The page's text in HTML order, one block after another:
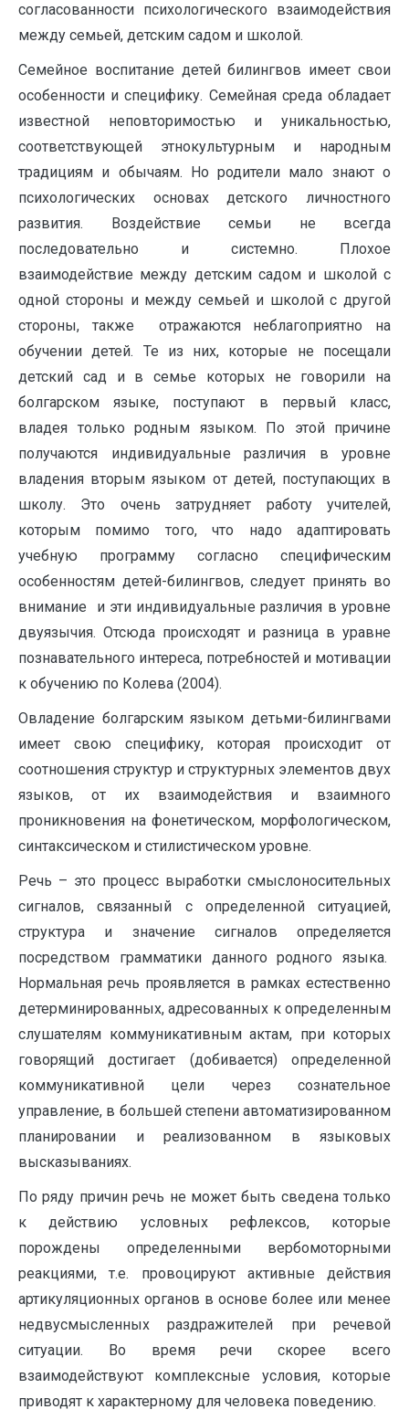
согласованности психологического взаимодействия
между семьей, детским садом и школой.
Семейное воспитание детей билингвов имеет свои
особенности и специфику. Семейная среда обладает
известной неповторимостью и уникальностью,
соответствующей этнокультурным и народным
традициям и обычаям. Но родители мало знают о
психологических основах детского личностного
развития. Воздействие семьи не всегда
последовательно и системно. Плохое
взаимодействие между детским садом и школой с
одной стороны и между семьей и школой с другой
стороны, также отражаются неблагоприятно на
обучении детей. Те из них, которые не посещали
детский сад и в семье которых не говорили на
болгарском языке, поступают в первый класс,
владея только родным языком. По этой причине
получаются индивидуальные различия в уровне
владения вторым языком от детей, поступающих в
школу. Это очень затрудняет работу учителей,
которым помимо того, что надо адаптировать
учебную программу согласно специфическим
особенностям детей-билингвов, следует принять во
внимание и эти индивидуальные различия в уровне
двуязычия. Отсюда происходят и разница в уравне
познавательного интереса, потребностей и мотивации
к обучению по Колева (2004).
Овладение болгарским языком детьми-билингвами
имеет свою специфику, которая происходит от
соотношения структур и структурных элементов двух
языков, от их взаимодействия и взаимного
проникновения на фонетическом, морфологическом,
синтаксическом и стилистическом уровне.
Речь – это процесс выработки смыслоносительных
сигналов, связанный с определенной ситуацией,
структура и значение сигналов определяется
посредством грамматики данного родного языка.
Нормальная речь проявляется в рамках естественно
детерминированных, адресованных к определенным
слушателям коммуникативным актам, при которых
говорящий достигает (добивается) определенной
коммуникативной цели через сознательное
управление, в большей степени автоматизированном
планировании и реализованном в языковых
высказываниях.
По ряду причин речь не может быть сведена только
к действию условных рефлексов, которые
порождены определенными вербомоторными
реакциями, т.е. провоцируют активные действия
артикуляционных органов в основе более или менее
недвусмысленных раздражителей при речевой
ситуации. Во время речи скорее всего
взаимодействуют комплексные условия, которые
приводят к характерному для человека поведению.